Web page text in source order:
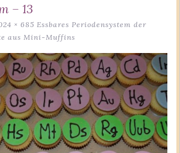
– 13
× 685 Essbares Periodensystem der
aus Mini-Muffins